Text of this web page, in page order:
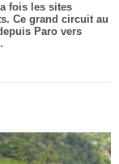
fois les sites
Ce grand circuit au
Paro vers